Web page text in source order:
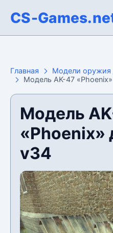
CS-
Главная
Модели оружия
Модель AK-47
Модель
«Phoenix»
v34